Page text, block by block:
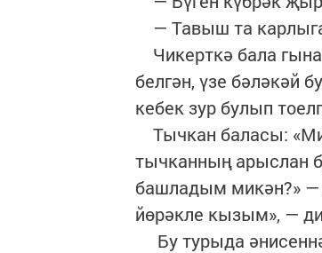
— Тавыш та
Чикерткә бала
белгән, үзе бәләкәй
кебек зур булып
Тычкан баласы:
тычканның арыслан
башладым микән?» —
йөрәкле кызым», —
Бу турыда